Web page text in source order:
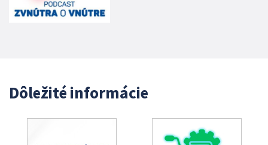
Dôležité informácie